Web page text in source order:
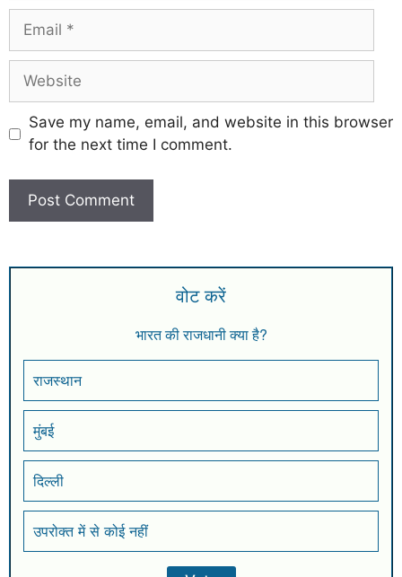
Save my name, email, and website in this browser
for the next time I comment.
वोट करें
भारत की राजधानी क्या है?
राजस्थान
मुंबई
दिल्ली
उपरोक्त में से कोई नहीं